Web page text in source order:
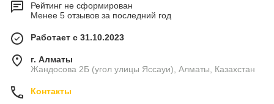
Рейтинг не сформирован
Менее 5 отзывов за последний год
Работает с 31.10.2023
г. Алматы
Жандосова 2Б (угол улицы Яссауи), Алматы, Казахстан
Контакты